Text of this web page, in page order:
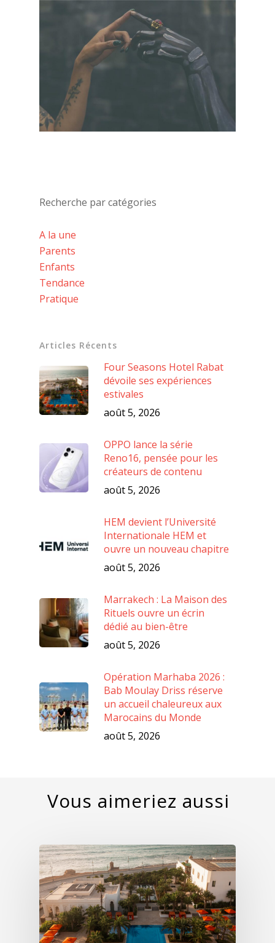
Recherche par catégories
A la une
Parents
Enfants
Tendance
Pratique
Articles Récents
Four Seasons Hotel Rabat
dévoile ses expériences
estivales
août 5, 2026
OPPO lance la série
Reno16, pensée pour les
créateurs de contenu
août 5, 2026
HEM devient l’Université
Internationale HEM et
ouvre un nouveau chapitre
août 5, 2026
Marrakech : La Maison des
Rituels ouvre un écrin
dédié au bien-être
août 5, 2026
Opération Marhaba 2026 :
Bab Moulay Driss réserve
un accueil chaleureux aux
Marocains du Monde
août 5, 2026